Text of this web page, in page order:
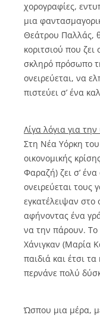
χορογραφίες,
μια
Θεάτρου Παλλάς,
κοριτσιού που
σκληρό πρόσωπο
ονειρεύεται, να
πιστεύει σ’ ένα
Λίγα λόγια για
Στη Νέα Υόρκη
οικονομικής
Φαραζή) ζει σ’
ονειρεύεται τους
εγκατέλειψαν στο
αφήνοντας ένα
να την πάρουν. Το
Χάνιγκαν (Μαρία
παιδιά και έτσι
περνάνε πολύ
Ώσπου μια μέρα,